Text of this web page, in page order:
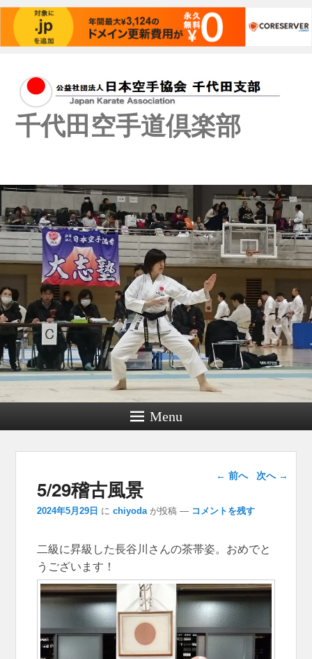
千代田空手道倶楽部
Menu
投稿ナビゲー
ション
← 前へ 次へ →
5/29稽古風景
2024年5月29日 に chiyoda が投稿 — コメントを残す
二級に昇級した長谷川さんの茶帯姿。おめでと
うございます！